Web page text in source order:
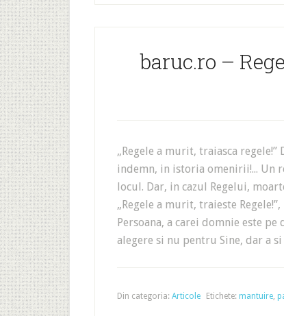
baruc.ro –
„Regele a murit, traiasca
indemn, in istoria omenirii!... Un
locul. Dar, in cazul Regelui,
„Regele a murit, traieste
Persoana, a carei domnie este
alegere si nu pentru Sine, dar a
Din categoria: Articole Etichete: mantuire,